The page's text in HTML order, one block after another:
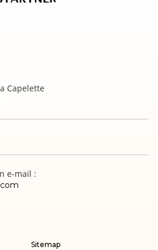
Capelette
e-mail :
Sitemap